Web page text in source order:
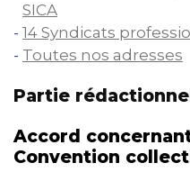
Partie
Accord
Convention
SICA
14 Syndicats
Toutes nos adresses